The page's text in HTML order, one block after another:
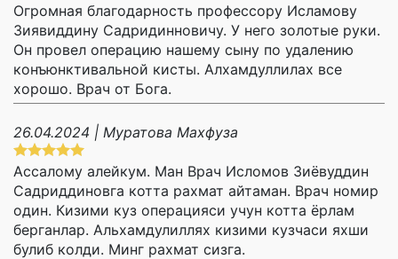
Огромная благодарность профессору Исламову
Зиявиддину Садридинновичу. У него золотые руки.
Он провел операцию нашему сыну по удалению
конъюнктивальной кисты. Алхамдуллилах все
хорошо. Врач от Бога.
26.04.2024 | Муратова Махфуза
Ассалому алейкум. Ман Врач Исломов Зиёвуддин
Садриддиновга котта рахмат айтаман. Врач номир
один. Кизими куз операцияси учун котта ёрлам
берганлар. Альхамдулиллях кизими кузчаси яхши
булиб колди. Минг рахмат сизга.